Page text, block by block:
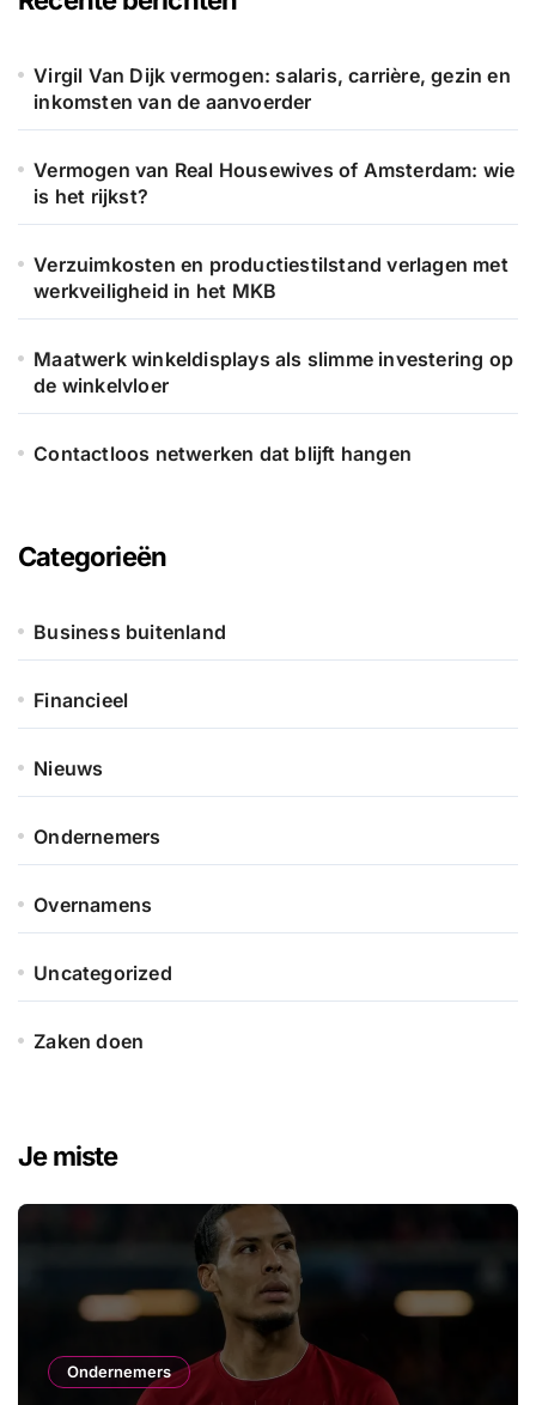
n
a Virgil Van Dijk vermogen: salaris, carrière, gezin en
inkomsten van de aanvoerder
Vermogen van Real Housewives of Amsterdam: wie
is het rijkst?
Verzuimkosten en productiestilstand verlagen met
werkveiligheid in het MKB
Maatwerk winkeldisplays als slimme investering op
de winkelvloer
Contactloos netwerken dat blijft hangen
Categorieën
Business buitenland
Financieel
Nieuws
Ondernemers
Overnamens
Uncategorized
Zaken doen
Je miste
Ondernemers